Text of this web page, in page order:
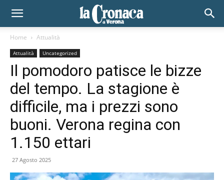
Home Attualità
Attualità Uncategorized
Il pomodoro patisce le bizze
del tempo. La stagione è
difficile, ma i prezzi sono
buoni. Verona regina con
1.150 ettari
27 Agosto 2025